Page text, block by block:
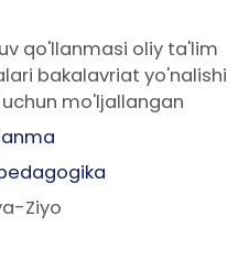
qo'llanmasi oliy ta'lim
bakalavriat yo'nalishi
mo'ljallangan
Ziyo